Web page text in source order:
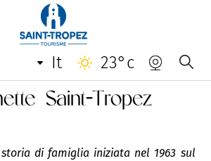
it 23°c
Saint-Tropez
di famiglia iniziata nel 1963 sul